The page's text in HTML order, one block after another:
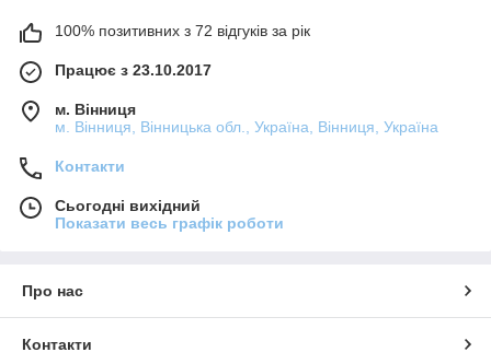
100% позитивних з 72 відгуків за рік
Працює з 23.10.2017
м. Вінниця
м. Вінниця, Вінницька обл., Україна, Вінниця, Україна
Контакти
Сьогодні вихідний
Показати весь графік роботи
Про нас
Контакти